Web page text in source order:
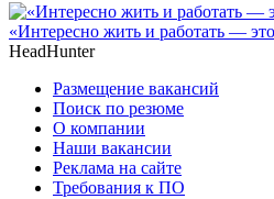
«Интересно жить и работать —
HeadHunter
Размещение вакансий
Поиск по резюме
О компании
Наши вакансии
Реклама на сайте
Требования к ПО